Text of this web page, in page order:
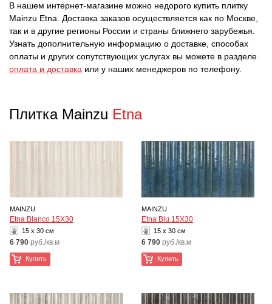
В нашем интернет-магазине можно недорого купить плитку
Mainzu Etna. Доставка заказов осуществляется как по Москве,
так и в другие регионы России и страны ближнего зарубежья.
Узнать дополнительную информацию о доставке, способах
оплаты и других сопутствующих услугах вы можете в разделе
оплата и доставка или у наших менеджеров по телефону.
Плитка Mainzu Etna
MAINZU
Etna Blanco 15X30
15 x 30 см
6 790 руб./кв.м
Купить
MAINZU
Etna Blu 15X30
15 x 30 см
6 790 руб./кв.м
Купить